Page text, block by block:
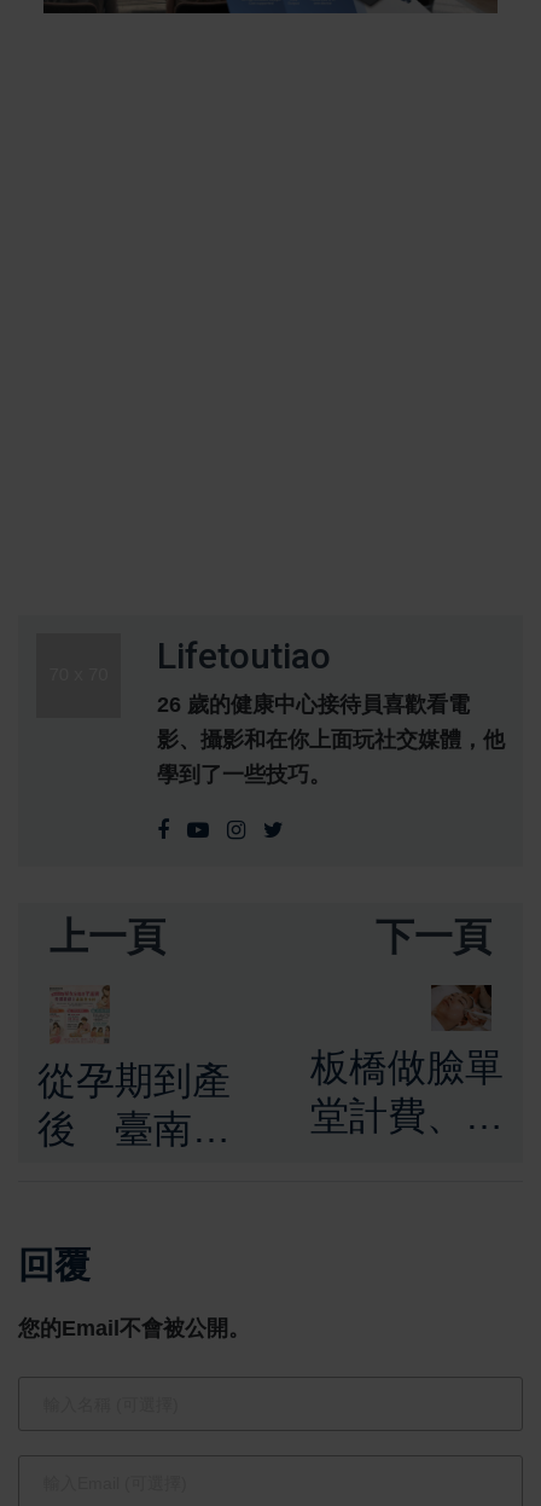
Lifetoutiao
26 歲的健康中心接待員喜歡看電
影、攝影和在你上面玩社交媒體，他
學到了一些技巧。
上一頁
從孕期到產
後 臺南市
網 母親節
前夕獻上最
下一頁
板橋做臉單
堂計費、預
回覆
您的Email不會被公開。